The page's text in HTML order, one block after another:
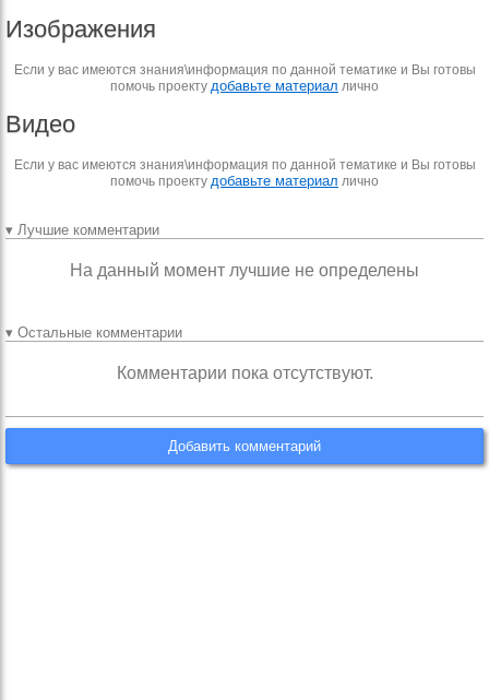
Изображения
Если у вас имеются знания\информация по данной тематике и Вы готовы
помочь проекту добавьте материал лично
Видео
Если у вас имеются знания\информация по данной тематике и Вы готовы
помочь проекту добавьте материал лично
▾ Лучшие комментарии
На данный момент лучшие не определены
▾ Остальные комментарии
Комментарии пока отсутствуют.
Добавить комментарий